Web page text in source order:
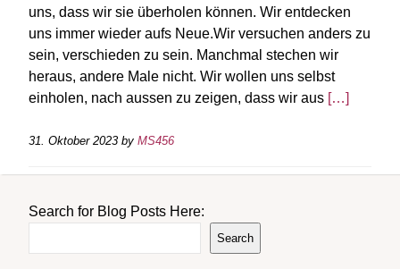
uns, dass wir sie überholen können. Wir entdecken
uns immer wieder aufs Neue.Wir versuchen anders zu
sein, verschieden zu sein. Manchmal stechen wir
heraus, andere Male nicht. Wir wollen uns selbst
einholen, nach aussen zu zeigen, dass wir aus […]
31. Oktober 2023 by MS456
Search for Blog Posts Here:
Search